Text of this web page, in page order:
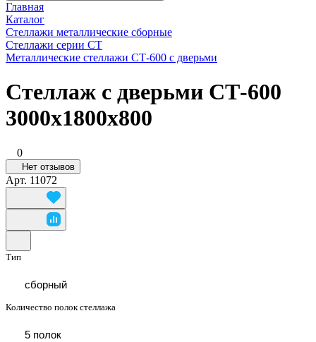
Главная
Каталог
Стеллажи металлические сборные
Стеллажи серии СТ
Металлические стеллажи СТ-600 с дверьми
Стеллаж с дверьми СТ-600
3000x1800x800
0
Нет отзывов
Арт. 11072
Тип
сборный
Количество полок стеллажа
5 полок